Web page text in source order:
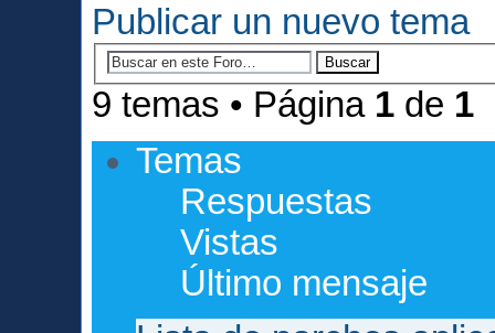
Publicar un nuevo tema
9 temas • Página 1 de 1
Temas
Respuestas
Vistas
Último mensaje